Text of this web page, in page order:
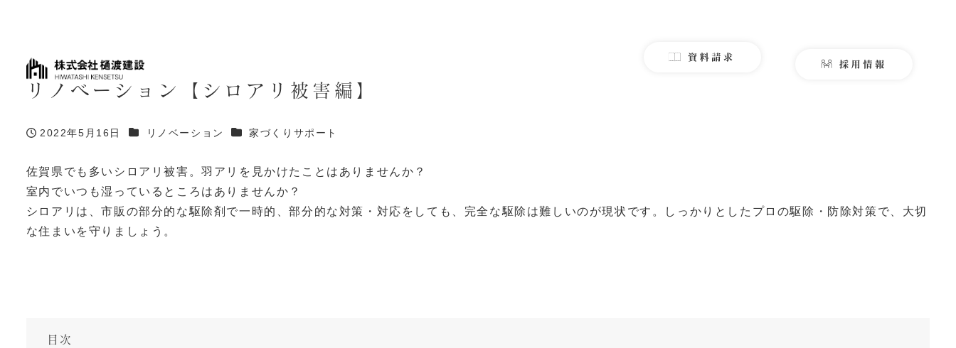
ン
リノベーション【シロアリ被害編】
投稿日
2022年5月16日 カテゴリー
リノベーション カテゴリー
家づくりサポート
佐賀県でも多いシロアリ被害。羽アリを見かけたことはありませんか？
室内でいつも湿っているところはありませんか？
シロアリは、市販の部分的な駆除剤で一時的、部分的な対策・対応をしても、完全な駆除は難しいのが現状です。しっかりとしたプロの駆除・防除対策で、大切
な住まいを守りましょう。
目次